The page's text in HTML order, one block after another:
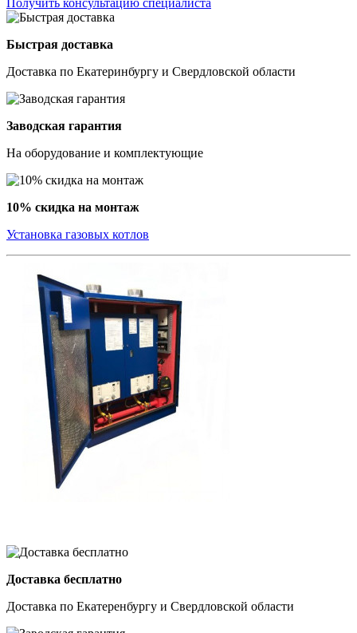
Быстрая доставка
Доставка по Екатеринбургу и Свердловской области
Заводская гарантия
На оборудование и комплектующие
10% скидка на монтаж
Установка газовых котлов
Доставка бесплатно
Доставка по Екатеренбургу и Свердловской области